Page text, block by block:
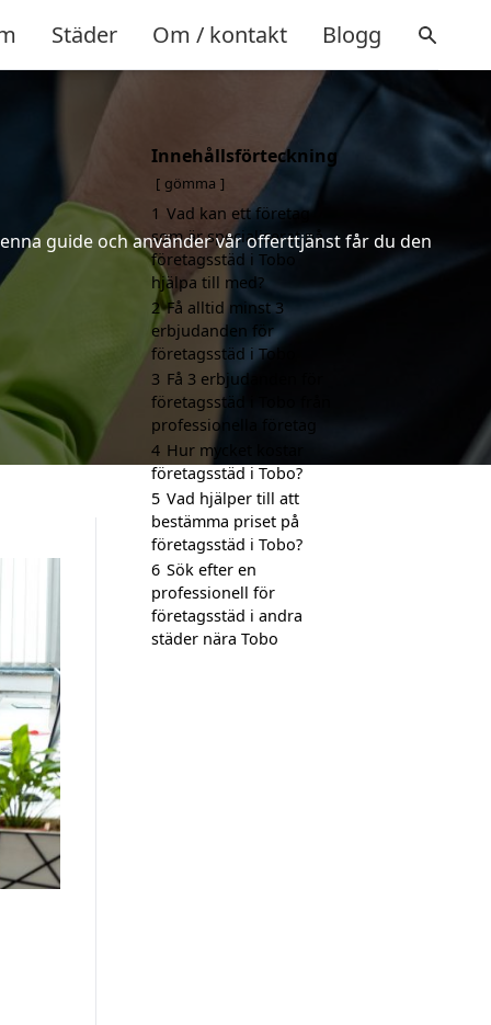
Städer Om / kontakt Blogg
guide och använder vår offerttjänst får du den
Innehållsförteckning
gömma
1 Vad kan ett företag
som är specialiserat på
företagsstäd i Tobo
hjälpa till med?
2 Få alltid minst 3
erbjudanden för
företagsstäd i Tobo
3 Få 3 erbjudanden för
företagsstäd i Tobo från
professionella företag
4 Hur mycket kostar
företagsstäd i Tobo?
5 Vad hjälper till att
bestämma priset på
företagsstäd i Tobo?
6 Sök efter en
professionell för
företagsstäd i andra
städer nära Tobo